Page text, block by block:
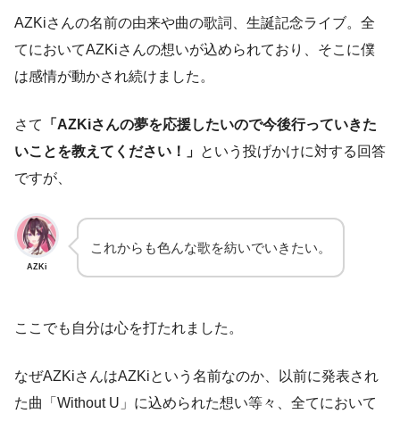
AZKiさんの名前の由来や曲の歌詞、生誕記念ライブ。全
てにおいてAZKiさんの想いが込められており、そこに僕
は感情が動かされ続けました。
さて
「AZKiさんの夢を応援したいので今後行っていきた
いことを教えてください！」 という投げかけに対する回答
ですが、
AZKi
これからも色んな歌を紡いでいきたい。
ここでも自分は心を打たれました。
なぜAZKiさんはAZKiという名前なのか、以前に発表され
た曲「Without U」に込められた想い等々、全てにおいて